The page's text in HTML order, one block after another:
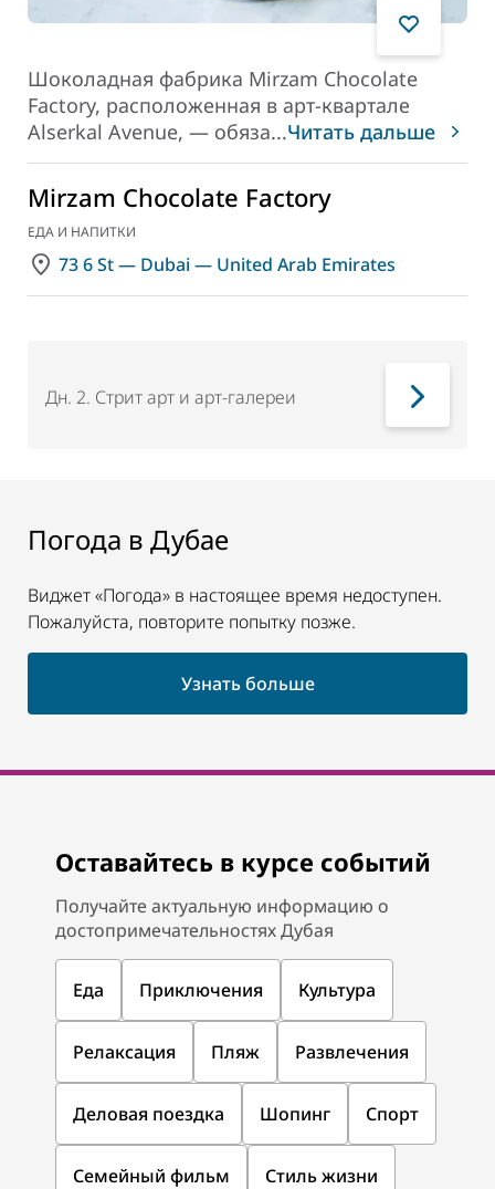
Шоколадная фабрика Mirzam Chocolate
Factory, расположенная в арт-квартале
Alserkal Avenue, — обяза...Читать дальше
Mirzam Chocolate Factory
ЕДА И НАПИТКИ
73 6 St — Dubai — United Arab Emirates
Дн. 2. Стрит арт и арт-галереи
Погода в Дубае
Виджет «Погода» в настоящее время недоступен.
Пожалуйста, повторите попытку позже.
Узнать больше
Оставайтесь в курсе событий
Получайте актуальную информацию о
достопримечательностях Дубая
Еда Приключения Культура
Релаксация Пляж Развлечения
Деловая поездка Шопинг Спорт
Семейный фильм Стиль жизни